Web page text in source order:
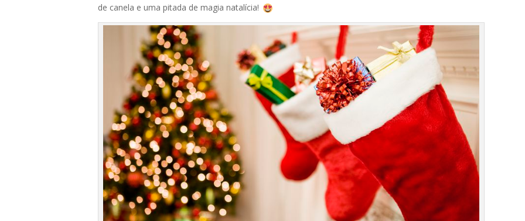
de canela e uma pitada de magia natalícia!